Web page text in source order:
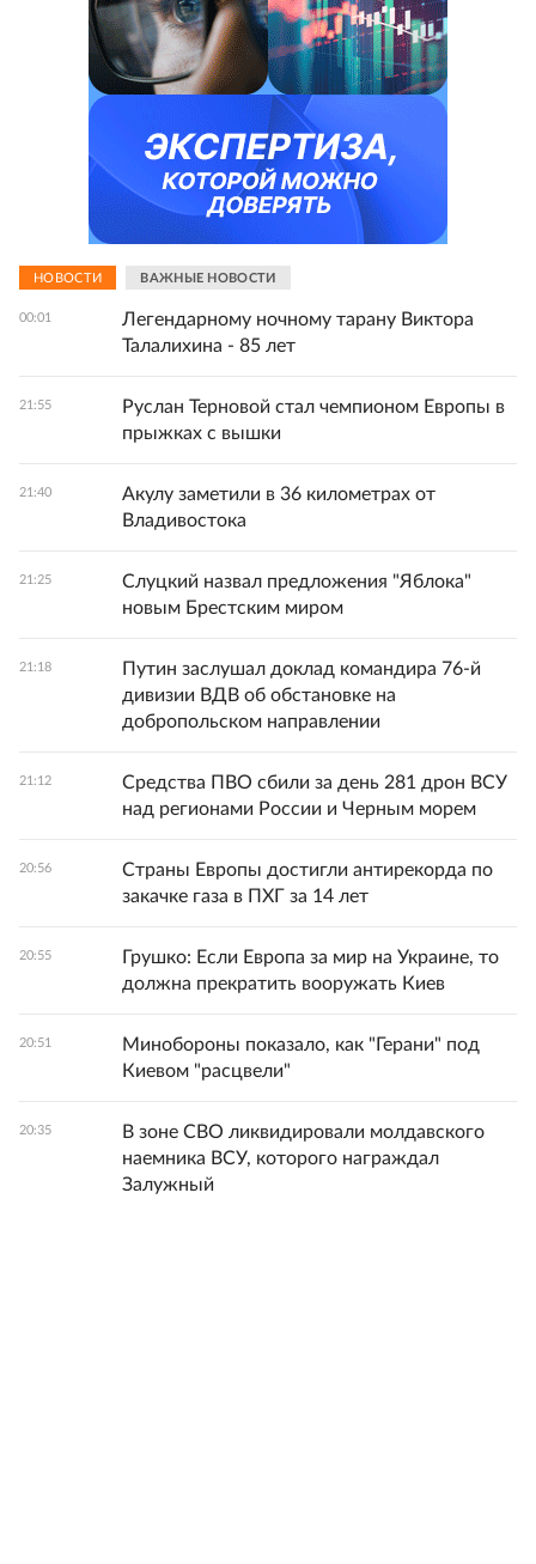
НОВОСТИ ВАЖНЫЕ НОВОСТИ
00:01
Легендарному ночному тарану Виктора
Талалихина - 85 лет
21:55
Руслан Терновой стал чемпионом Европы в
прыжках с вышки
21:40
Акулу заметили в 36 километрах от
Владивостока
21:25
Слуцкий назвал предложения "Яблока"
новым Брестским миром
21:18
Путин заслушал доклад командира 76-й
дивизии ВДВ об обстановке на
добропольском направлении
21:12
Средства ПВО сбили за день 281 дрон ВСУ
над регионами России и Черным морем
20:56
Страны Европы достигли антирекорда по
закачке газа в ПХГ за 14 лет
20:55
Грушко: Если Европа за мир на Украине, то
должна прекратить вооружать Киев
20:51
Минобороны показало, как "Герани" под
Киевом "расцвели"
20:35
В зоне СВО ликвидировали молдавского
наемника ВСУ, которого награждал
Залужный